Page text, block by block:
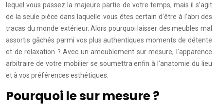
lequel vous passez la majeure partie de votre temps, mais il s’agit
de la seule pièce dans laquelle vous êtes certain d’être à l’abri des
tracas du monde extérieur. Alors pourquoi laisser des meubles mal
assortis gâchés parmi vos plus authentiques moments de détente
et de relaxation ? Avec un ameublement sur mesure, l’apparence
arbitraire de votre mobilier se soumettra enfin à l’anatomie du lieu
et à vos préférences esthétiques.
Pourquoi le sur mesure ?